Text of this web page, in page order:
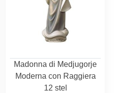
Madonna di Medjugorje
Moderna con Raggiera
12 stel